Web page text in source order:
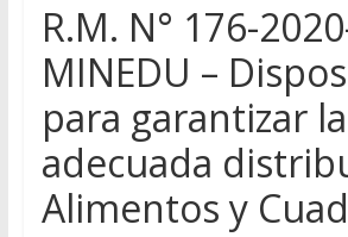
R.M. N° 176-
MINEDU –
para garantizar la
adecuada
Alimentos y